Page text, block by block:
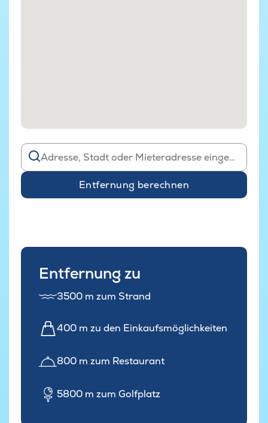
Entfernung berechnen
Entfernung zu
3500 m zum Strand
400 m zu den Einkaufsmöglichkeiten
800 m zum Restaurant
5800 m zum Golfplatz